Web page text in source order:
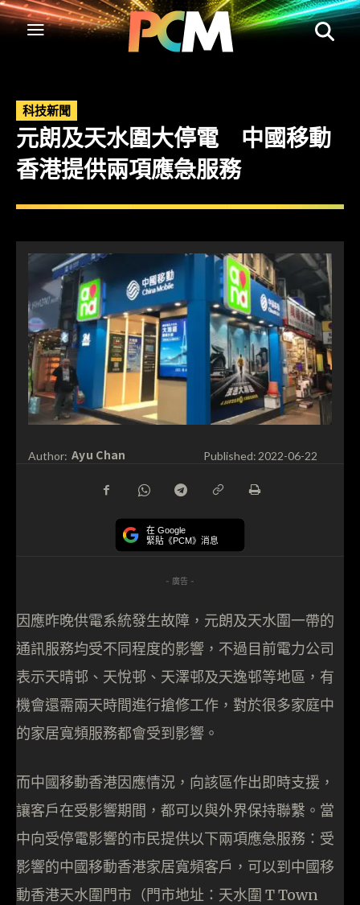
科技新聞
元朗及天水圍大停電 中國移動
香港提供兩項應急服務
Author: Ayu Chan Published: 2022-06-22
在 Google
緊貼《PCM》消息
- 廣告 -
因應昨晚供電系統發生故障，元朗及天水圍一帶的
通訊服務均受不同程度的影響，不過目前電力公司
表示天晴邨、天悅邨、天澤邨及天逸邨等地區，有
機會還需兩天時間進行搶修工作，對於很多家庭中
的家居寬頻服務都會受到影響。
而中國移動香港因應情況，向該區作出即時支援，
讓客戶在受影響期間，都可以與外界保持聯繫。當
中向受停電影響的市民提供以下兩項應急服務：受
影響的中國移動香港家居寬頻客戶，可以到中國移
動香港天水圍門市（門市地址：天水圍 T Town